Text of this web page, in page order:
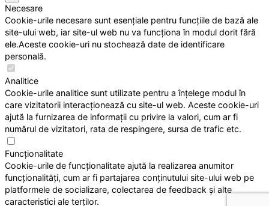
Necesare
Cookie-urile necesare sunt esențiale pentru funcțiile de bază ale
site-ului web, iar site-ul web nu va funcționa în modul dorit fără
ele.Aceste cookie-uri nu stochează date de identificare
personală.
Analitice
Cookie-urile analitice sunt utilizate pentru a înțelege modul în
care vizitatorii interacționează cu site-ul web. Aceste cookie-uri
ajută la furnizarea de informații cu privire la valori, cum ar fi
numărul de vizitatori, rata de respingere, sursa de trafic etc.
Funcționalitate
Cookie-urile de funcționalitate ajută la realizarea anumitor
funcționalități, cum ar fi partajarea conținutului site-ului web pe
platformele de socializare, colectarea de feedback și alte
caracteristici ale terților.